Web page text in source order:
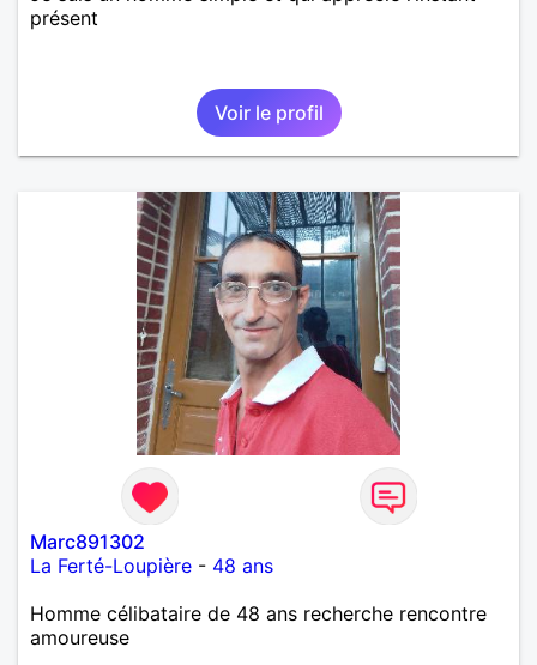
présent
Voir le profil
Marc891302
La Ferté-Loupière - 48 ans
Homme célibataire de 48 ans recherche rencontre
amoureuse